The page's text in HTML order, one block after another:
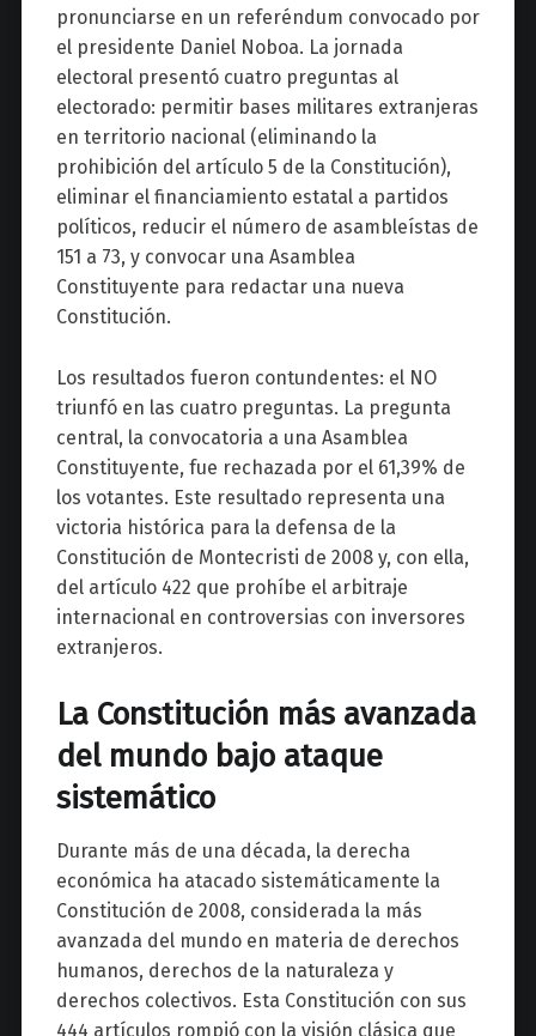
pronunciarse en un referéndum convocado por
el presidente Daniel Noboa. La jornada
electoral presentó cuatro preguntas al
electorado: permitir bases militares extranjeras
en territorio nacional (eliminando la
prohibición del artículo 5 de la Constitución),
eliminar el financiamiento estatal a partidos
políticos, reducir el número de asambleístas de
151 a 73, y convocar una Asamblea
Constituyente para redactar una nueva
Constitución.
Los resultados fueron contundentes: el NO
triunfó en las cuatro preguntas. La pregunta
central, la convocatoria a una Asamblea
Constituyente, fue rechazada por el 61,39% de
los votantes. Este resultado representa una
victoria histórica para la defensa de la
Constitución de Montecristi de 2008 y, con ella,
del artículo 422 que prohíbe el arbitraje
internacional en controversias con inversores
extranjeros.
La Constitución más avanzada
del mundo bajo ataque
sistemático
Durante más de una década, la derecha
económica ha atacado sistemáticamente la
Constitución de 2008, considerada la más
avanzada del mundo en materia de derechos
humanos, derechos de la naturaleza y
derechos colectivos. Esta Constitución con sus
444 artículos rompió con la visión clásica que